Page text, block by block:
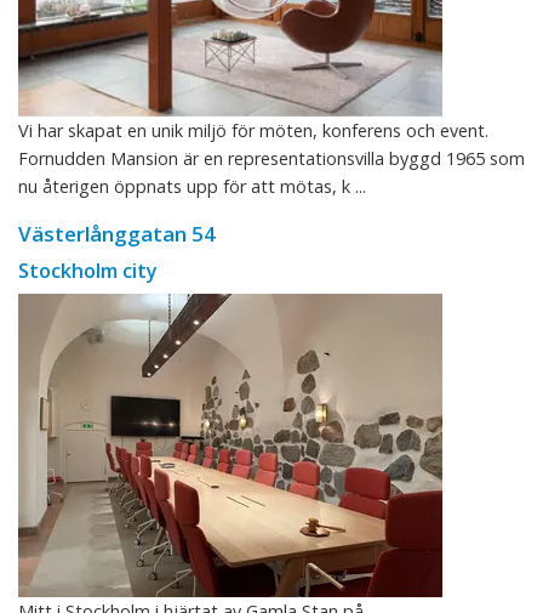
Vi har skapat en unik miljö för möten, konferens och event.
Fornudden Mansion är en representationsvilla byggd 1965 som
nu återigen öppnats upp för att mötas, k ...
Västerlånggatan 54
Stockholm city